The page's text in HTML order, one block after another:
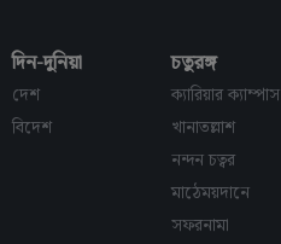
দিন-দুনিয়া
দেশ
বিদেশ
চতুরঙ্গ
ক্যারিয়ার ক্যাম্পাস
খানাতল্লাশ
নন্দন চত্বর
মাঠেময়দানে
সফরনামা